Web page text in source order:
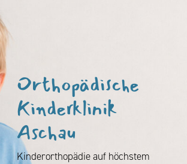
Orthopädische
Kinderklinik
Aschau
Kinderorthopädie auf höchstem